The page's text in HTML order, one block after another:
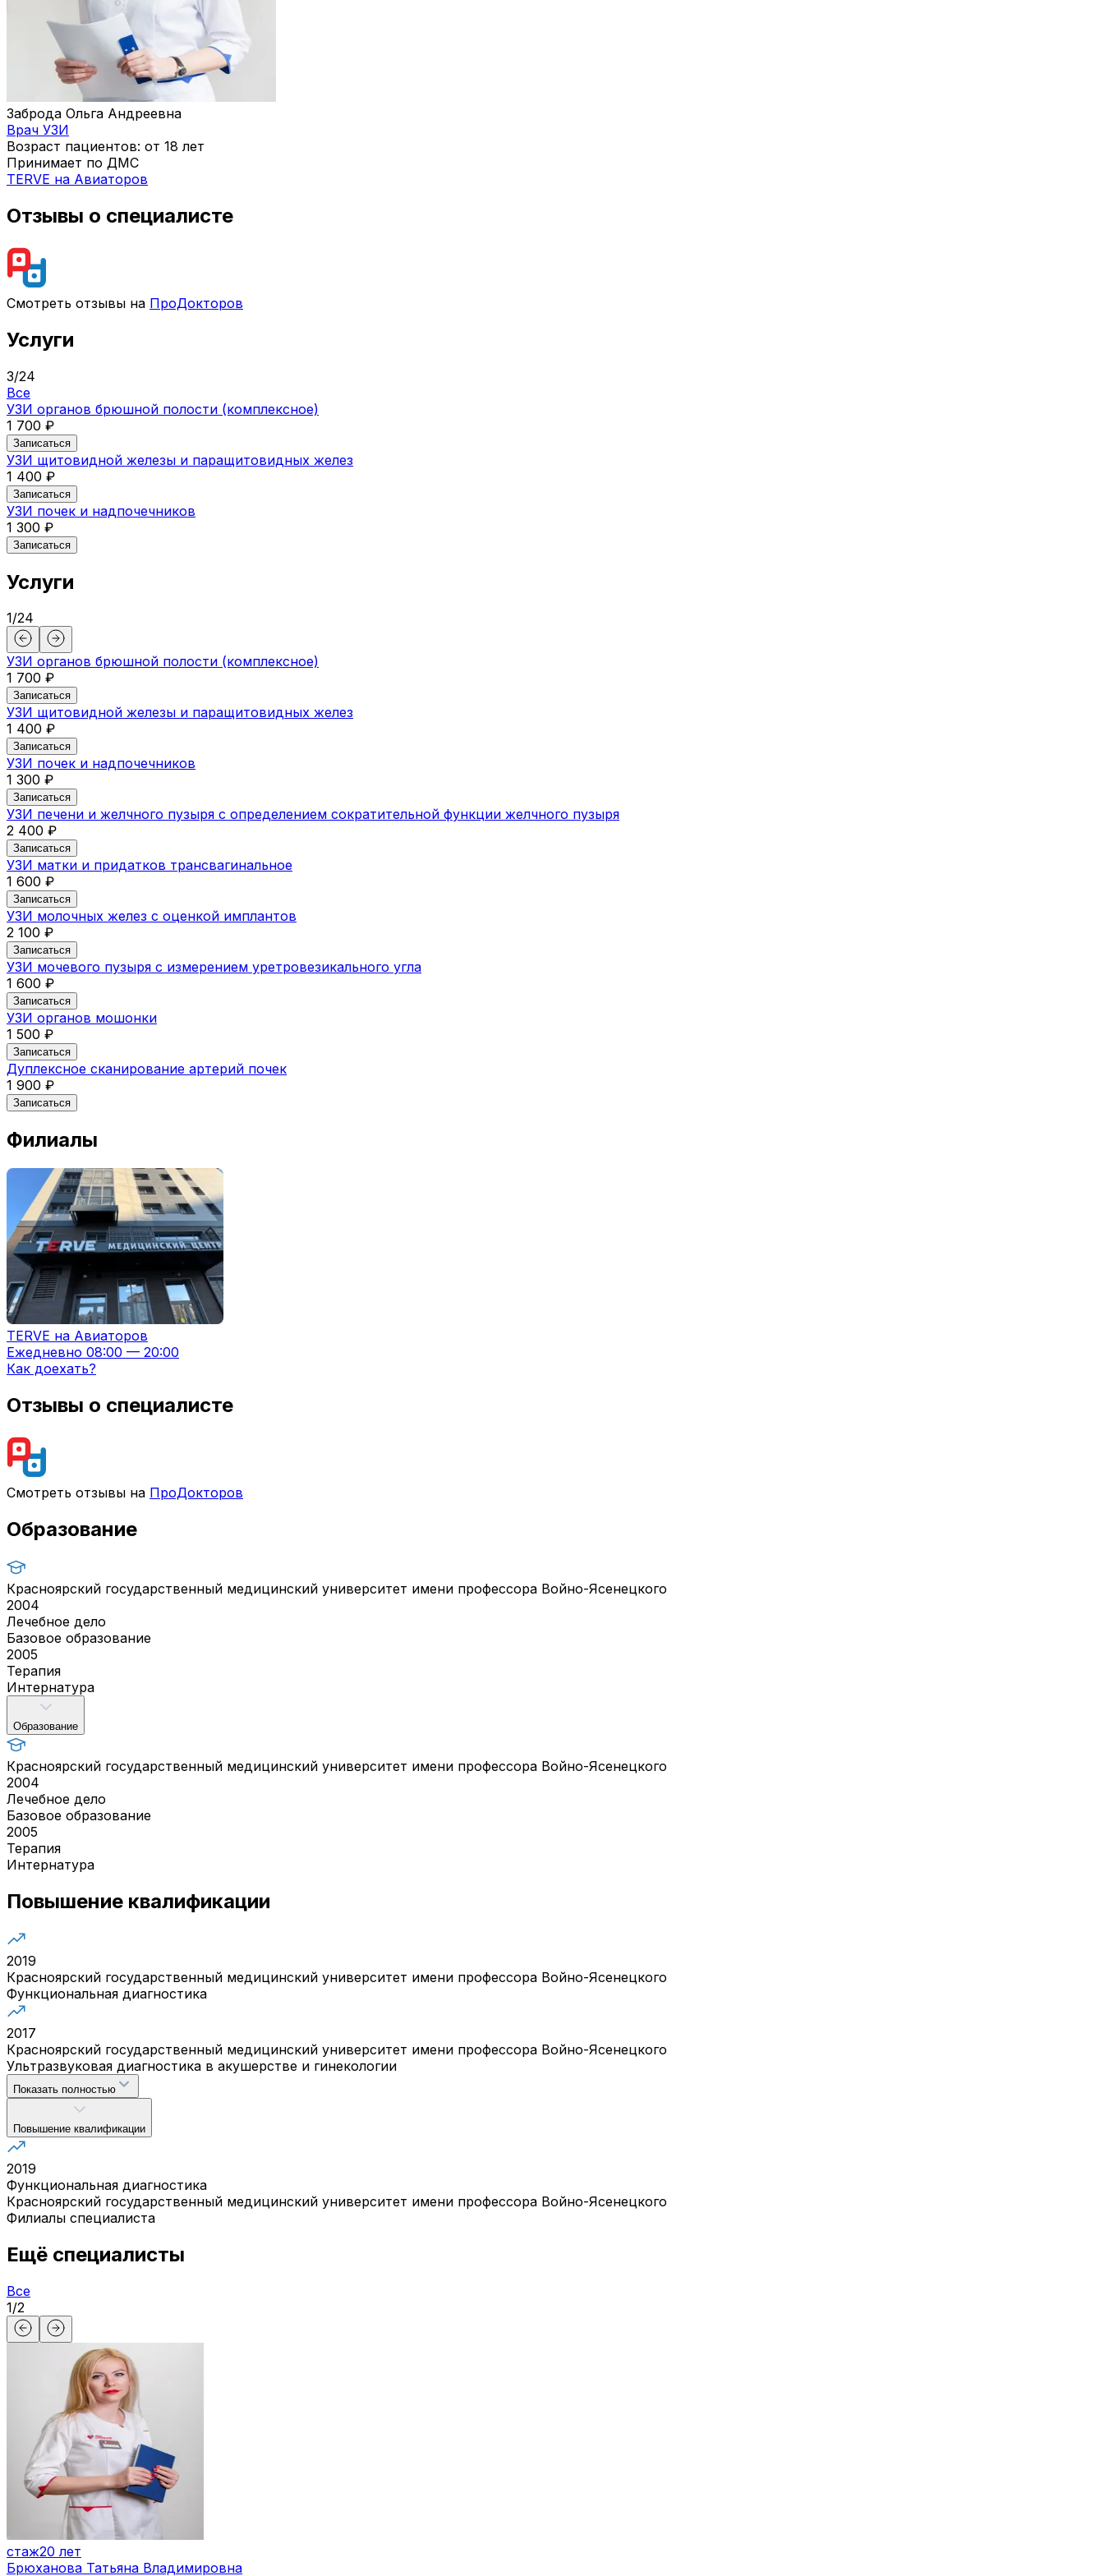
Заброда Ольга Андреевна
Врач УЗИ
Возраст пациентов: от 18 лет
Принимает по ДМС
TERVE на Авиаторов
Отзывы о специалисте
Смотреть отзывы на ПроДокторов
Услуги
3/24
Все
УЗИ органов брюшной полости (комплексное)
1 700 ₽
Записаться
УЗИ щитовидной железы и паращитовидных желез
1 400 ₽
Записаться
УЗИ почек и надпочечников
1 300 ₽
Записаться
Услуги
1/24
УЗИ органов брюшной полости (комплексное)
1 700 ₽
Записаться
УЗИ щитовидной железы и паращитовидных желез
1 400 ₽
Записаться
УЗИ почек и надпочечников
1 300 ₽
Записаться
УЗИ печени и желчного пузыря с определением сократительной функции желчного пузыря
2 400 ₽
Записаться
УЗИ матки и придатков трансвагинальное
1 600 ₽
Записаться
УЗИ молочных желез с оценкой имплантов
2 100 ₽
Записаться
УЗИ мочевого пузыря с измерением уретровезикального угла
1 600 ₽
Записаться
УЗИ органов мошонки
1 500 ₽
Записаться
Дуплексное сканирование артерий почек
1 900 ₽
Записаться
Филиалы
TERVE на Авиаторов
Ежедневно 08:00 — 20:00
Как доехать?
Отзывы о специалисте
Смотреть отзывы на ПроДокторов
Образование
Красноярский государственный медицинский университет имени профессора Войно-Ясенецкого
2004
Лечебное дело
Базовое образование
2005
Терапия
Интернатура
Образование
Красноярский государственный медицинский университет имени профессора Войно-Ясенецкого
2004
Лечебное дело
Базовое образование
2005
Терапия
Интернатура
Повышение квалификации
2019
Красноярский государственный медицинский университет имени профессора Войно-Ясенецкого
Функциональная диагностика
2017
Красноярский государственный медицинский университет имени профессора Войно-Ясенецкого
Ультразвуковая диагностика в акушерстве и гинекологии
Показать полностью
Повышение квалификации
2019
Функциональная диагностика
Красноярский государственный медицинский университет имени профессора Войно-Ясенецкого
Филиалы специалиста
Ещё специалисты
Все
1/2
стаж20 лет
Брюханова Татьяна Владимировна